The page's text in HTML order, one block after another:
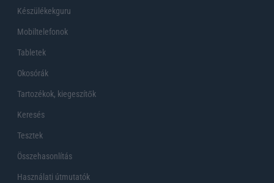
Készülékekguru
Mobiltelefonok
Tabletek
Okosórák
Tartozékok, kiegeszítők
Keresés
Tesztek
Összehasonlítás
Használati útmutatók